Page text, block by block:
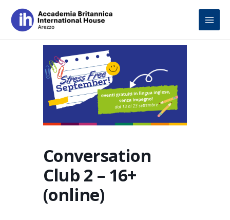
content
Conversation
Club 2 – 16+
(online)